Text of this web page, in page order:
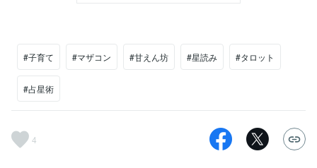
#子育て #マザコン #甘えん坊 #星読み #タロット
#占星術
4